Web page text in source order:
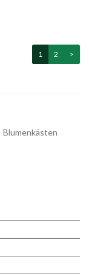
1 2 >
Blumenkästen